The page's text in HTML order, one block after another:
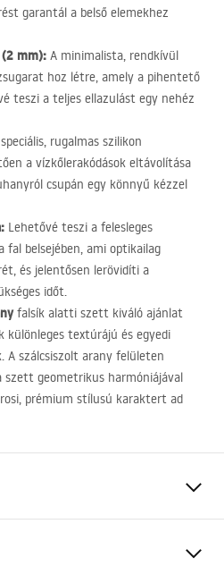
garantál a belső elemekhez
mm): A minimalista, rendkívül
hoz létre, amely a pihentető
teszi a teljes ellazulást egy nehéz
rugalmas szilikon
a vízkőlerakódások eltávolítása
csupán egy könnyű kézzel
Lehetővé teszi a felesleges
fal belsejében, ami optikailag
és jelentősen lerövidíti a
időt.
falsík alatti szett kiváló ajánlat
különleges textúrájú és egyedi
A szálcsiszolt arany felületen
szett geometrikus harmóniájával
prémium stílusú karaktert ad